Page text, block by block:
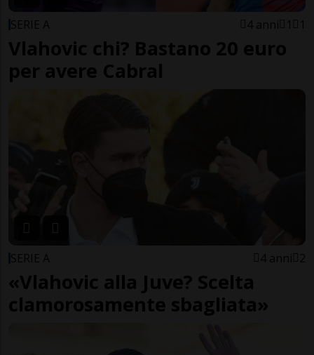
SERIE A 4 anni 1 1
Vlahovic chi? Bastano 20 euro
per avere Cabral
SERIE A 4 anni 2
«Vlahovic alla Juve? Scelta
clamorosamente sbagliata»